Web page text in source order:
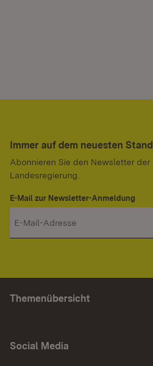
Immer auf dem neuesten Stand
Abonnieren Sie den Newsletter der
Landesregierung.
E-Mail zur Newsletter-Anmeldung
Themenübersicht
Social Media